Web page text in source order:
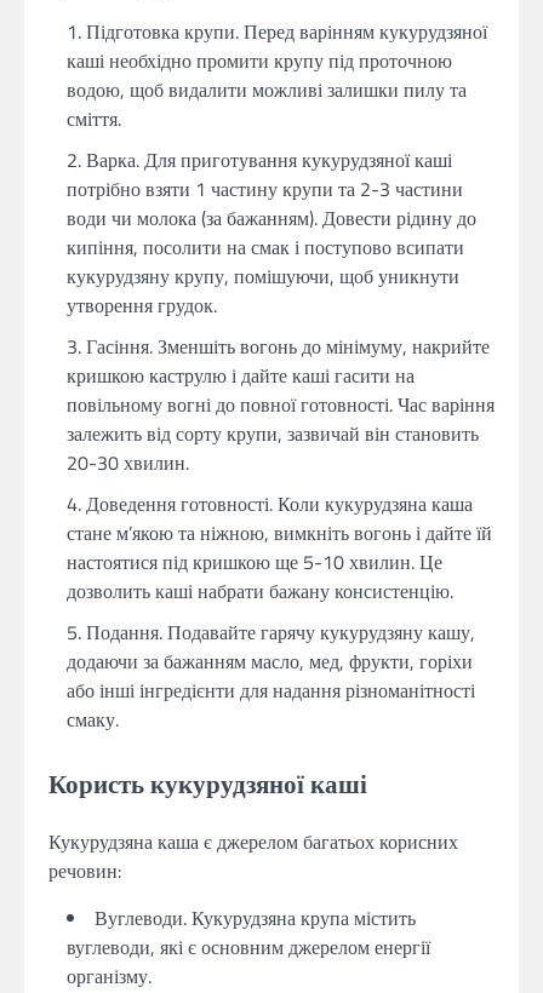
Підготовка крупи. Перед варінням кукурудзяної
каші необхідно промити крупу під проточною
водою, щоб видалити можливі залишки пилу та
сміття.
Варка. Для приготування кукурудзяної каші
потрібно взяти 1 частину крупи та 2-3 частини
води чи молока (за бажанням). Довести рідину до
кипіння, посолити на смак і поступово всипати
кукурудзяну крупу, помішуючи, щоб уникнути
утворення грудок.
Гасіння. Зменшіть вогонь до мінімуму, накрийте
кришкою каструлю і дайте каші гасити на
повільному вогні до повної готовності. Час варіння
залежить від сорту крупи, зазвичай він становить
20-30 хвилин.
Доведення готовності. Коли кукурудзяна каша
стане м’якою та ніжною, вимкніть вогонь і дайте їй
настоятися під кришкою ще 5-10 хвилин. Це
дозволить каші набрати бажану консистенцію.
Подання. Подавайте гарячу кукурудзяну кашу,
додаючи за бажанням масло, мед, фрукти, горіхи
або інші інгредієнти для надання різноманітності
смаку.
Користь кукурудзяної каші
Кукурудзяна каша є джерелом багатьох корисних
речовин:
Вуглеводи. Кукурудзяна крупа містить
вуглеводи, які є основним джерелом енергії
організму.